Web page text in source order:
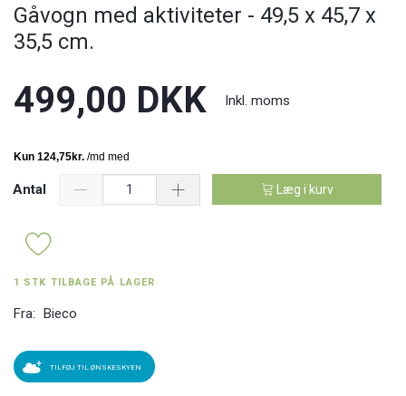
Gåvogn med aktiviteter - 49,5 x 45,7 x
35,5 cm.
499,00 DKK Inkl. moms
Antal Læg i kurv
1 STK TILBAGE PÅ LAGER
Fra: Bieco
TILFØJ TIL ØNSKESKYEN